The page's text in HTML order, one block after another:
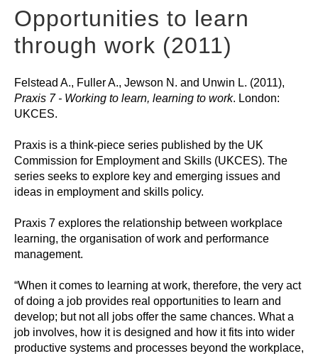
COMMUNAUTÉ
Opportunities to learn
through work (2011)
Felstead A., Fuller A., Jewson N. and Unwin L. (2011),
Praxis 7 - Working to learn, learning to work. London:
UKCES.
Praxis is a think-piece series published by the UK
Commission for Employment and Skills (UKCES). The
series seeks to explore key and emerging issues and
ideas in employment and skills policy.
Praxis 7 explores the relationship between workplace
learning, the organisation of work and performance
management.
“When it comes to learning at work, therefore, the very act
of doing a job provides real opportunities to learn and
develop; but not all jobs offer the same chances. What a
job involves, how it is designed and how it fits into wider
productive systems and processes beyond the workplace,